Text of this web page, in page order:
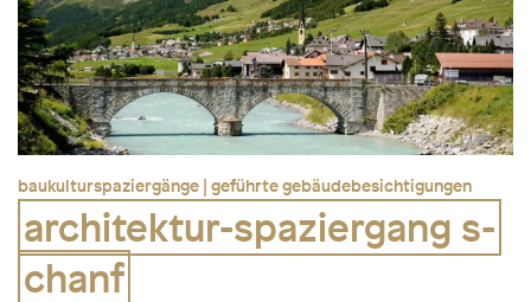
baukulturspaziergänge | geführte gebäudebesichtigungen
architektur-spaziergang s-
chanf